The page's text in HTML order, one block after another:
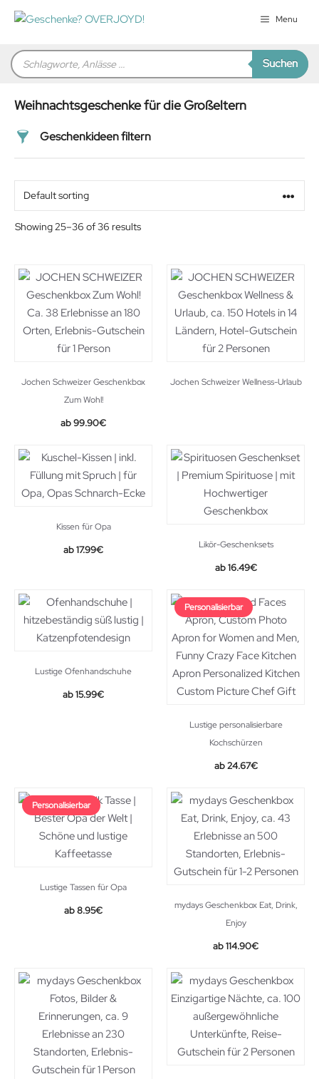
Zum
Inhalt
Menu
Products
search Suchen
Weihnachtsgeschenke für die Großeltern
Geschenkideen filtern
Beziehung
Showing 25–36 of 36 results
Jochen Schweizer Geschenkbox
Zum Wohl!
99.90€
Jochen Schweizer Wellness-Urlaub
Kissen für Opa
17.99€ Likör-Geschenksets
16.49€
Lustige Ofenhandschuhe
15.99€
Personalisierbar
Lustige personalisierbare
Kochschürzen
24.67€
Personalisierbar
Lustige Tassen für Opa
8.95€
mydays Geschenkbox Eat, Drink,
Enjoy
114.90€